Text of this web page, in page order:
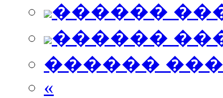
������
������
������
«